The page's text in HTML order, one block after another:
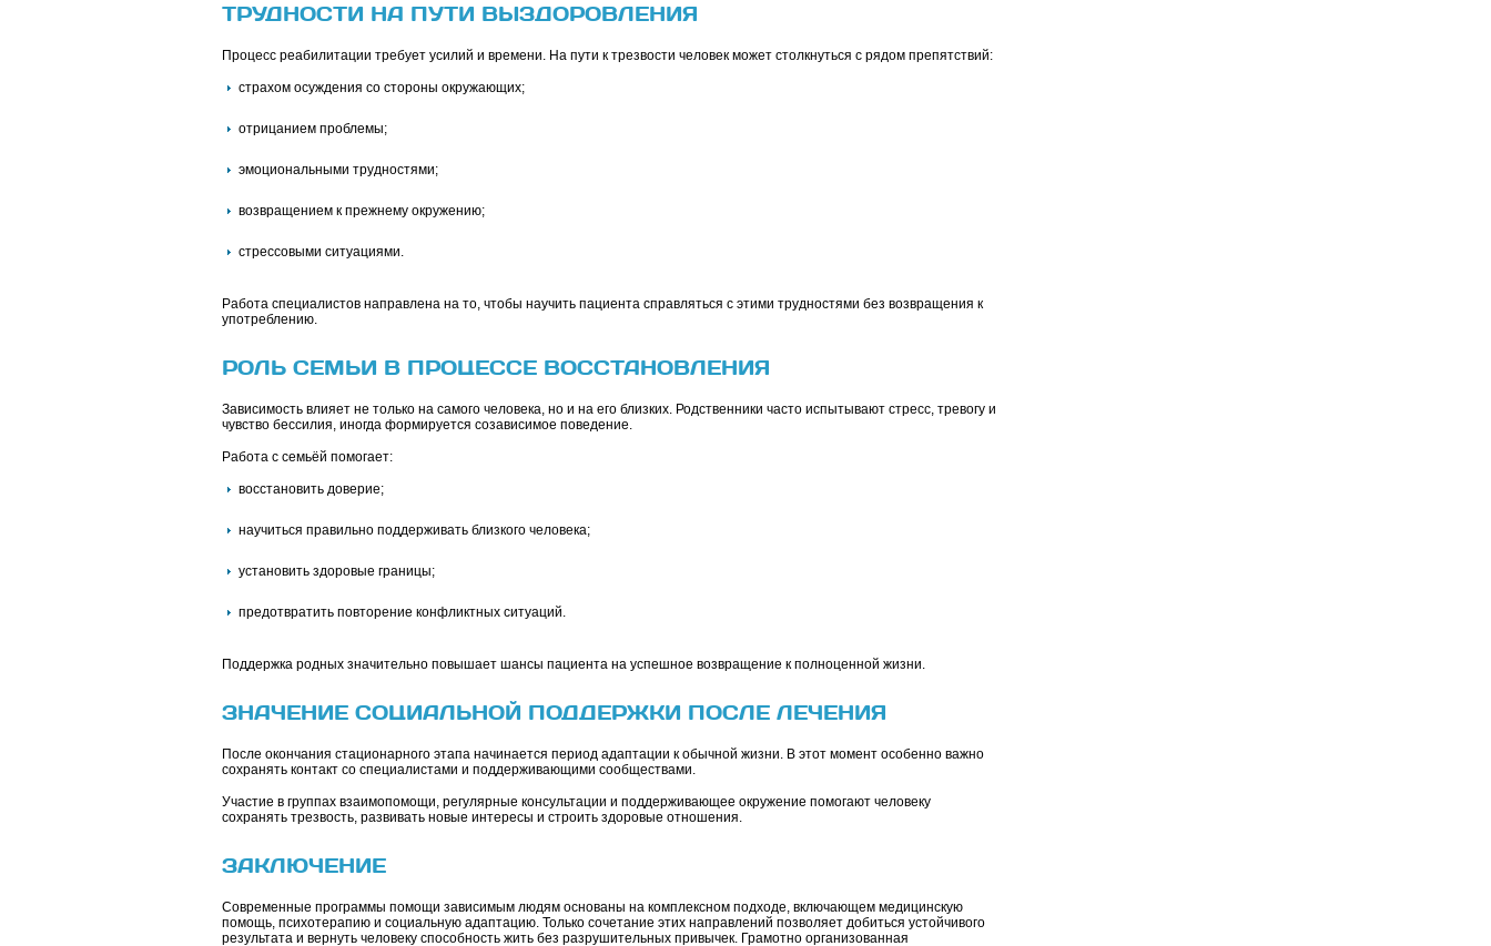
ТРУДНОСТИ НА ПУТИ ВЫЗДОРОВЛЕНИЯ
Процесс реабилитации требует усилий и времени. На пути к трезвости человек может столкнуться с рядом препятствий:
страхом осуждения со стороны окружающих;
отрицанием проблемы;
эмоциональными трудностями;
возвращением к прежнему окружению;
стрессовыми ситуациями.
Работа специалистов направлена на то, чтобы научить пациента справляться с этими трудностями без возвращения к
употреблению.
РОЛЬ СЕМЬИ В ПРОЦЕССЕ ВОССТАНОВЛЕНИЯ
Зависимость влияет не только на самого человека, но и на его близких. Родственники часто испытывают стресс, тревогу и
чувство бессилия, иногда формируется созависимое поведение.
Работа с семьёй помогает:
восстановить доверие;
научиться правильно поддерживать близкого человека;
установить здоровые границы;
предотвратить повторение конфликтных ситуаций.
Поддержка родных значительно повышает шансы пациента на успешное возвращение к полноценной жизни.
ЗНАЧЕНИЕ СОЦИАЛЬНОЙ ПОДДЕРЖКИ ПОСЛЕ ЛЕЧЕНИЯ
После окончания стационарного этапа начинается период адаптации к обычной жизни. В этот момент особенно важно
сохранять контакт со специалистами и поддерживающими сообществами.
Участие в группах взаимопомощи, регулярные консультации и поддерживающее окружение помогают человеку
сохранять трезвость, развивать новые интересы и строить здоровые отношения.
ЗАКЛЮЧЕНИЕ
Современные программы помощи зависимым людям основаны на комплексном подходе, включающем медицинскую
помощь, психотерапию и социальную адаптацию. Только сочетание этих направлений позволяет добиться устойчивого
результата и вернуть человеку способность жить без разрушительных привычек. Грамотно организованная